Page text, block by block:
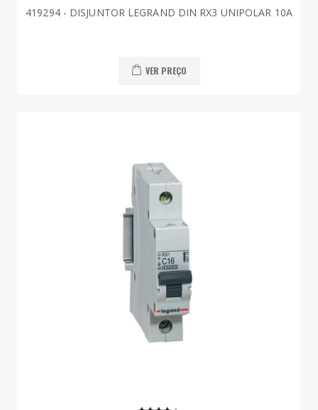
419294 - DISJUNTOR LEGRAND DIN RX3 UNIPOLAR 10A
VER PREÇO